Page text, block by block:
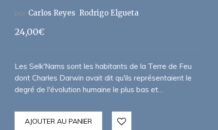
par Carlos Reyes Rodrigo Elgueta
24,00€
Les Selk'Nams sont les habitants de la Terre de Feu
dont Charles Darwin avait dit qu'ils représentaient le
degré de l'évolution humaine le plus bas et…
AJOUTER AU PANIER